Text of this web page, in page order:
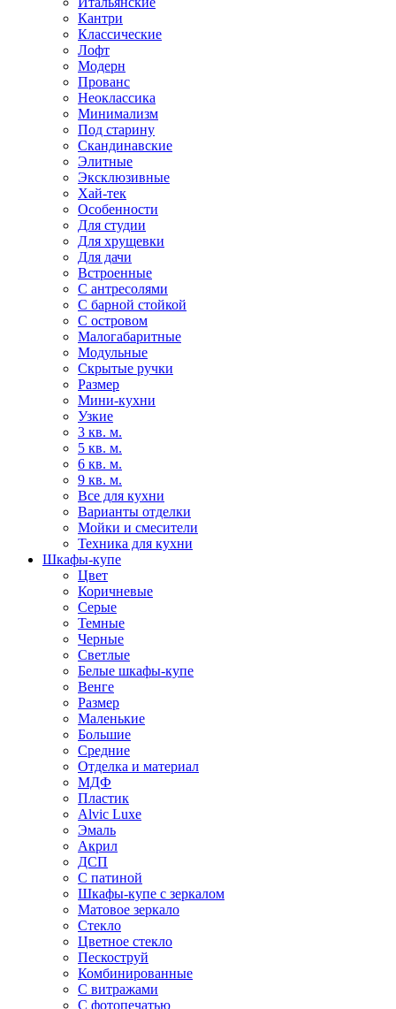
Кантри
Классические
Лофт
Модерн
Прованс
Неоклассика
Минимализм
Под старину
Скандинавские
Элитные
Эксклюзивные
Хай-тек
Особенности
Для студии
Для хрущевки
Для дачи
Встроенные
С антресолями
С барной стойкой
С островом
Малогабаритные
Модульные
Скрытые ручки
Размер
Мини-кухни
Узкие
3 кв. м.
5 кв. м.
6 кв. м.
9 кв. м.
Все для кухни
Варианты отделки
Мойки и смесители
Техника для кухни
Шкафы-купе
Цвет
Коричневые
Серые
Темные
Черные
Светлые
Белые шкафы-купе
Венге
Размер
Маленькие
Большие
Средние
Отделка и материал
МДФ
Пластик
Alvic Luxe
Эмаль
Акрил
ДСП
С патиной
Шкафы-купе с зеркалом
Матовое зеркало
Стекло
Цветное стекло
Пескоструй
Комбинированные
С витражами
С фотопечатью